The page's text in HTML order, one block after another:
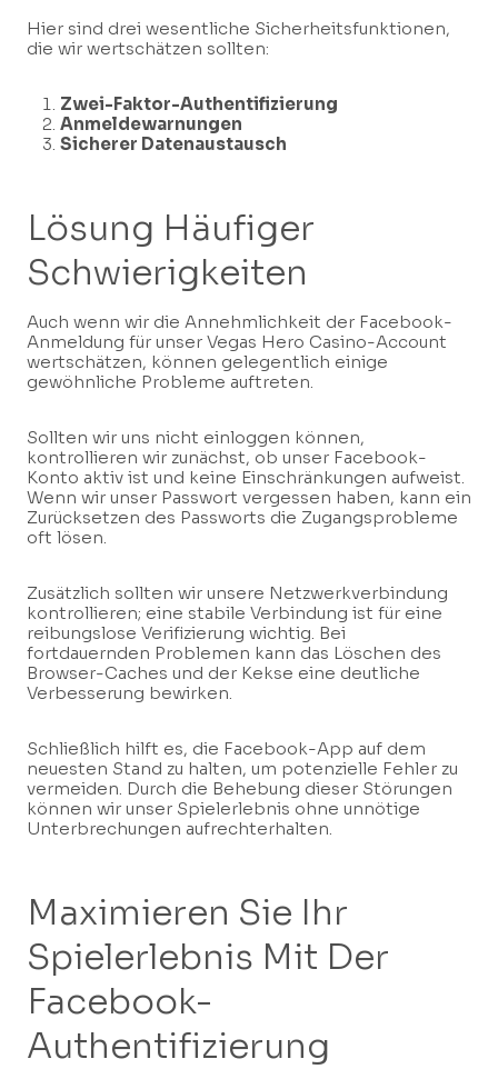
Hier sind drei wesentliche Sicherheitsfunktionen,
die wir wertschätzen sollten:
Zwei-Faktor-Authentifizierung
Anmeldewarnungen
Sicherer Datenaustausch
Lösung Häufiger
Schwierigkeiten
Auch wenn wir die Annehmlichkeit der Facebook-
Anmeldung für unser Vegas Hero Casino-Account
wertschätzen, können gelegentlich einige
gewöhnliche Probleme auftreten.
Sollten wir uns nicht einloggen können,
kontrollieren wir zunächst, ob unser Facebook-
Konto aktiv ist und keine Einschränkungen aufweist.
Wenn wir unser Passwort vergessen haben, kann ein
Zurücksetzen des Passworts die Zugangsprobleme
oft lösen.
Zusätzlich sollten wir unsere Netzwerkverbindung
kontrollieren; eine stabile Verbindung ist für eine
reibungslose Verifizierung wichtig. Bei
fortdauernden Problemen kann das Löschen des
Browser-Caches und der Kekse eine deutliche
Verbesserung bewirken.
Schließlich hilft es, die Facebook-App auf dem
neuesten Stand zu halten, um potenzielle Fehler zu
vermeiden. Durch die Behebung dieser Störungen
können wir unser Spielerlebnis ohne unnötige
Unterbrechungen aufrechterhalten.
Maximieren Sie Ihr
Spielerlebnis Mit Der
Facebook-
Authentifizierung